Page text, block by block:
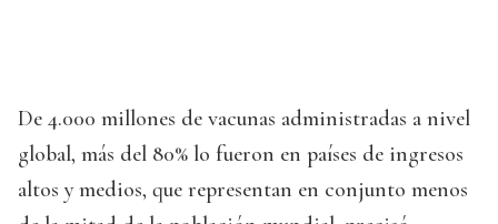
De 4.000 millones de vacunas administradas a nivel
global, más del 80% lo fueron en países de ingresos
altos y medios, que representan en conjunto menos